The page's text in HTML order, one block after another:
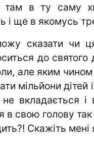
там в ту саму
і ще в якомусь
сказати чи
до святого
але яким чином
мільйони дітей
вкладається
в свою голову
Скажіть мені